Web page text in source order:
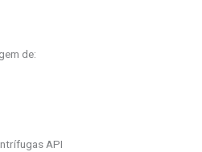
de:
API